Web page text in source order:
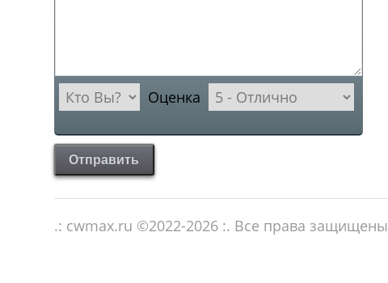
Оценка
Отправить
.: cwmax.ru ©2022-2026 :. Все права защищены